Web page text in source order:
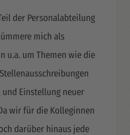
der Personalabteilung
mich als
u.a. um Themen wie die
Einstellung neuer
wir für die Kolleginnen
darüber hinaus jede